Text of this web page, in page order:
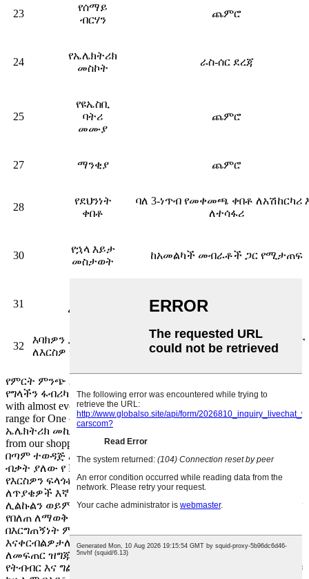
23
የሰማይ
ብርሃን
ጨምሮ
24
የኤሌክትሪክ
መስኮት
ራስ-ሰር ደረጃ
25
የዩኤስቢ
ባትሪ
መሙያ
ጨምሮ
27 ማንቂያ ጨምሮ
28
የደህንነት
ቀበቶ
ባለ 3-ነጥብ የመቀመጫ ቀበቶ ለአሽከርካሪ
ለተሳፋሪ
30
የኋላ እይታ
መስታወት
ከአመልካች መብራቶች ጋር የሚታጠፍ
31
መሸፈኛዎች
32
እባክዎን ያስተውሉ ሁሉም ውቅር በ EEC ግብረ ሰዶማዊነት መሰረት
ለእርስዎ ማጣቀሻ ብቻ ነው።
የምርት ምንጭ እና የበረራ ማጠናከሪያ አገልግሎቶችን እናቀርባለን።
የግላችን ፋብሪካ እና ምንጭ ቢሮ አግኝተናል። We can easily present you
with almost every style of merchandise linked to our merchandise
range for One of Hottest for EEC L7e Electric Cars ለሽያጭ ሚኒ
ኤሌክትሪክ መኪና አዋቂዎች , We are really proud of your great name
from our shoppers for our products' reputable quality.
በጣም ተወዳጅ አንዱ ለየቻይና ኤሌክትሪክ መኪና እና ኤሌክትሪክ መኪና
ብቃት ያለው የ R&D መሐንዲስ ለምክር አገልግሎትዎ ሊኖር ይችላል እና
የእርስዎን ፍላጎቶች ለማሟላት የተቻለንን ሁሉ እንሞክራለን። ስለዚህ
ለጥያቄዎች እኛን ለማነጋገር ነፃነት እንደሚሰማዎት ያስታውሱ። ኢሜል
ሊልኩልን ወይም ለአነስተኛ ንግድ ሊደውሉልን ይችላሉ። እንዲሁም ስለእኛ
የበለጠ ለማወቅ በራስዎ ወደ ስራችን መምጣት ይችላሉ። እና እኛ
በእርግጠኝነት ምርጡን ጥቅስ እና ከሽያጭ በኋላ አገልግሎት
እናቀርብልዎታለን። ከነጋዴዎቻችን ጋር የተረጋጋ እና ወዳጃዊ ግንኙነት
ለመፍጠር ዝግጁ ነን። የጋራ ስኬትን ለማግኘት፣ ከጓደኞቻችን ጋር ጠንካራ
የትብብር እና ግልጽ የግንኙነት ስራ ለመገንባት የተቻለንን ሁሉ እናደርጋለን።